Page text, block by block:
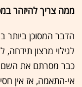
ממה צריך להיזהר
הדבר המסוכן
לגילוי מרצון
כבר מסרתם את השם
אי-התאמה, אז אין